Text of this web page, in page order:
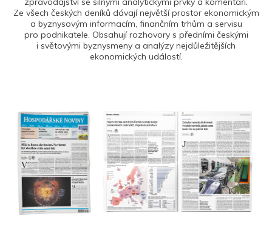
Ze všech českých deníků dávají největší prostor ekonomickým
a byznysovým informacím, finančním trhům a servisu
pro podnikatele. Obsahují rozhovory s předními českými
i světovými byznysmeny a analýzy nejdůležitějších
ekonomických událostí.